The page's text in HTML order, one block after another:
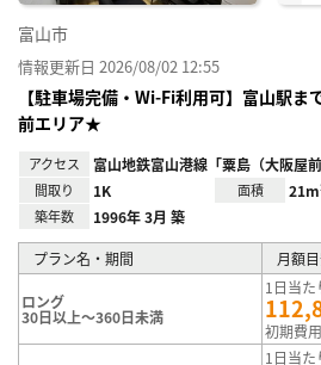
富山市
情報更新日 2026/08/02 12:55
【駐車場完備・Wi-Fi利用可】富山駅
前エリア★
アクセス 富山地鉄富山港線「粟島（大阪屋
間取り 1K 面積
築年数 1996年 3月 築
プラン名・期間 月額
ロング
30日以上～360日未満
1日当
初期費
1日当